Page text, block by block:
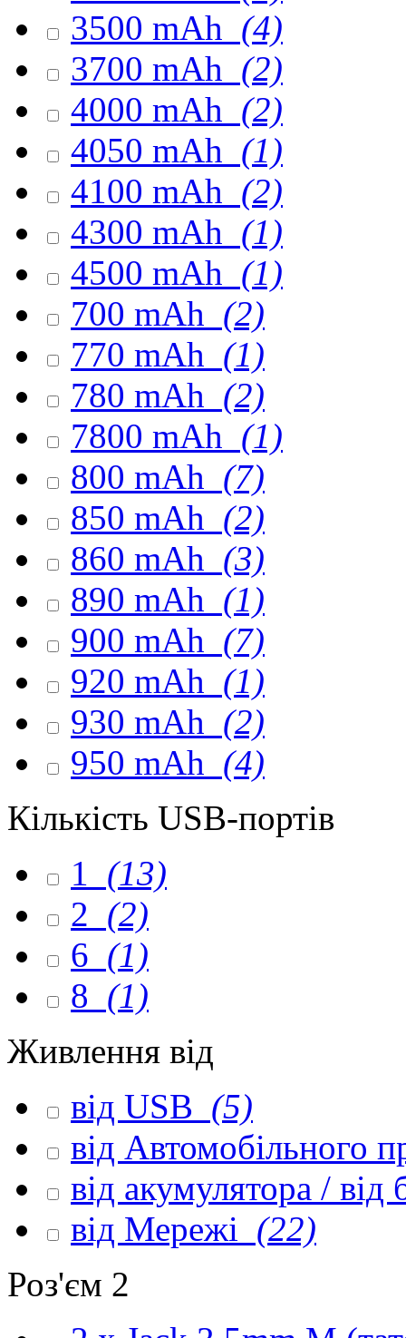
3500 mAh (4)
3700 mAh (2)
4000 mAh (2)
4050 mAh (1)
4100 mAh (2)
4300 mAh (1)
4500 mAh (1)
700 mAh (2)
770 mAh (1)
780 mAh (2)
7800 mAh (1)
800 mAh (7)
850 mAh (2)
860 mAh (3)
890 mAh (1)
900 mAh (7)
920 mAh (1)
930 mAh (2)
950 mAh (4)
Кількість USB-портів
1 (13)
2 (2)
6 (1)
8 (1)
Живлення від
від USB (5)
від Автомобільного
від акумулятора / від
від Мережі (22)
Роз'єм 2